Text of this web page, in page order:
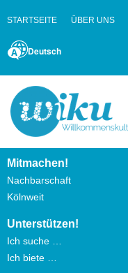
STARTSEITE ÜBER UNS
Deutsch
Mitmachen!
Nachbarschaft
Kölnweit
Unterstützen!
Ich suche …
Ich biete …